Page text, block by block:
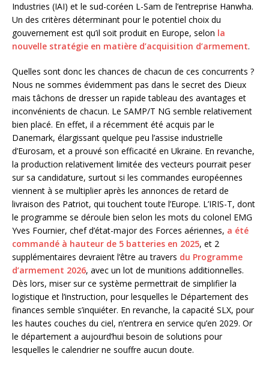
Industries (IAI) et le sud-coréen L-Sam de l’entreprise Hanwha.
Un des critères déterminant pour le potentiel choix du
gouvernement est qu’il soit produit en Europe, selon la
nouvelle stratégie en matière d’acquisition d’armement.
Quelles sont donc les chances de chacun de ces concurrents ?
Nous ne sommes évidemment pas dans le secret des Dieux
mais tâchons de dresser un rapide tableau des avantages et
inconvénients de chacun. Le SAMP/T NG semble relativement
bien placé. En effet, il a récemment été acquis par le
Danemark, élargissant quelque peu l’assise industrielle
d’Eurosam, et a prouvé son efficacité en Ukraine. En revanche,
la production relativement limitée des vecteurs pourrait peser
sur sa candidature, surtout si les commandes européennes
viennent à se multiplier après les annonces de retard de
livraison des Patriot, qui touchent toute l’Europe. L’IRIS-T, dont
le programme se déroule bien selon les mots du colonel EMG
Yves Fournier, chef d’état-major des Forces aériennes, a été
commandé à hauteur de 5 batteries en 2025, et 2
supplémentaires devraient l’être au travers du Programme
d’armement 2026, avec un lot de munitions additionnelles.
Dès lors, miser sur ce système permettrait de simplifier la
logistique et l’instruction, pour lesquelles le Département des
finances semble s’inquiéter. En revanche, la capacité SLX, pour
les hautes couches du ciel, n’entrera en service qu’en 2029. Or
le département a aujourd’hui besoin de solutions pour
lesquelles le calendrier ne souffre aucun doute.